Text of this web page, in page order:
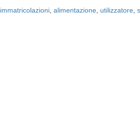
immatricolazioni alimentazione utilizzatore